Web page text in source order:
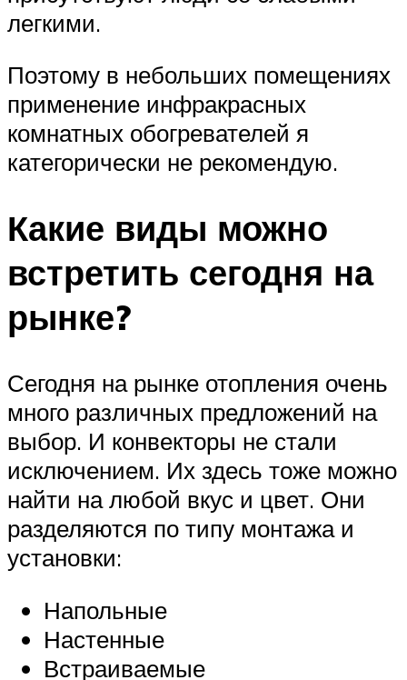
легкими.
Поэтому в небольших помещениях
применение инфракрасных
комнатных обогревателей я
категорически не рекомендую.
Какие виды можно
встретить сегодня на
рынке?
Сегодня на рынке отопления очень
много различных предложений на
выбор. И конвекторы не стали
исключением. Их здесь тоже можно
найти на любой вкус и цвет. Они
разделяются по типу монтажа и
установки:
Напольные
Настенные
Встраиваемые